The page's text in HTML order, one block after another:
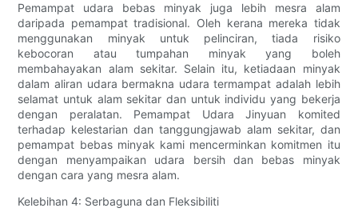
Pemampat udara bebas minyak juga lebih mesra alam
daripada pemampat tradisional. Oleh kerana mereka tidak
menggunakan minyak untuk pelinciran, tiada risiko
kebocoran atau tumpahan minyak yang boleh
membahayakan alam sekitar. Selain itu, ketiadaan minyak
dalam aliran udara bermakna udara termampat adalah lebih
selamat untuk alam sekitar dan untuk individu yang bekerja
dengan peralatan. Pemampat Udara Jinyuan komited
terhadap kelestarian dan tanggungjawab alam sekitar, dan
pemampat bebas minyak kami mencerminkan komitmen itu
dengan menyampaikan udara bersih dan bebas minyak
dengan cara yang mesra alam.
Kelebihan 4: Serbaguna dan Fleksibiliti